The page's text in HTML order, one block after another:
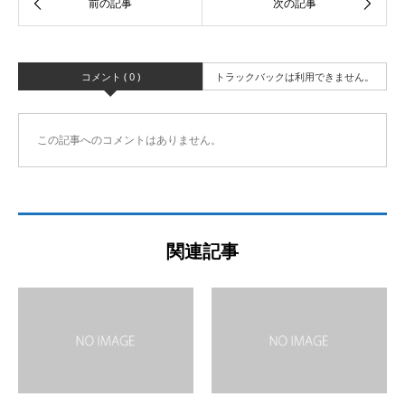
コメント ( 0 ) トラックバックは利用できません。
この記事へのコメントはありません。
関連記事